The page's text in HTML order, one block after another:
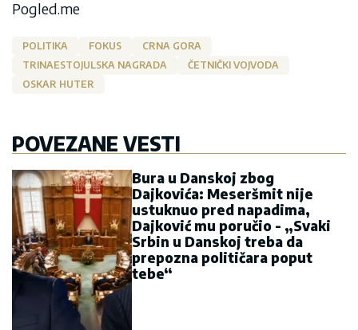
Pogled.me
POLITIKA FOKUS
CRNA GORA
TRINAESTOJULSKA NAGRADA
ČETNIČKI VOJVODA
OSKAR HUTER
POVEZANE VESTI
Bura u Danskoj zbog
Dajkovića: Meseršmit nije
ustuknuo pred napadima,
Dajković mu poručio - „Svaki
Srbin u Danskoj treba da
prepozna političara poput
tebe“